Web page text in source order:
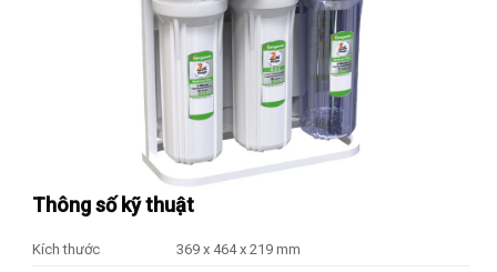
Thông số kỹ thuật
Kích thước
369 x 464 x 219 mm